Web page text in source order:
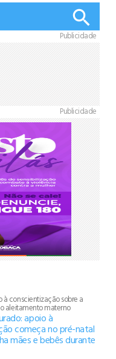
Publicidade
Publicidade
conscientização sobre a
aleitamento materno
apoio à
começa no pré-natal
mães e bebês durante